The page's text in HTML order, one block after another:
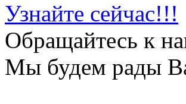
Узнайте сейчас!!!
Обращайтесь к
Мы будем рады